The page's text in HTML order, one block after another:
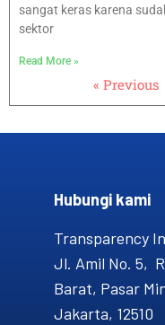
sangat keras karena
sektor
Read More »
« Previous
Hubungi kami​
Transparency
Jl. Amil No. 5,
Barat, Pasar
Jakarta, 12510